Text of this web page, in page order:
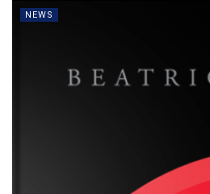
NEWS